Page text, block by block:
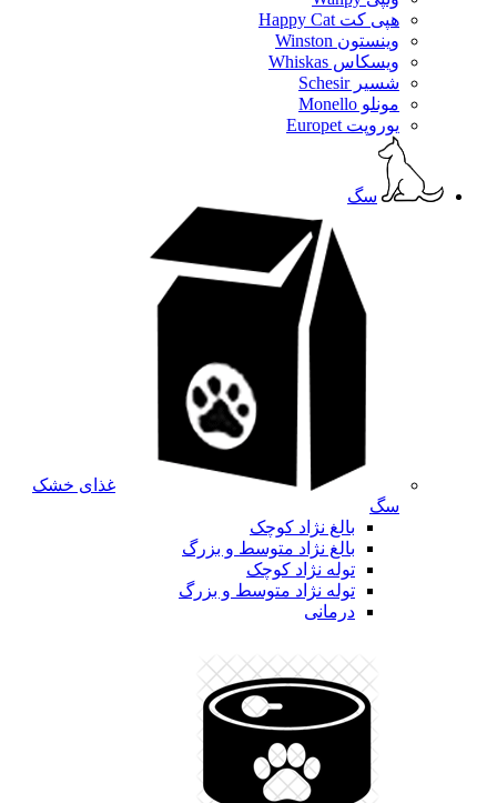
هپی کت Happy Cat
وینستون Winston
ویسکاس Whiskas
شسیر Schesir
مونلو Monello
یوروپت Europet
سگ
غذای خشک
سگ
بالغ نژاد کوچک
بالغ نژاد متوسط و بزرگ
توله نژاد کوچک
توله نژاد متوسط و بزرگ
درمانی